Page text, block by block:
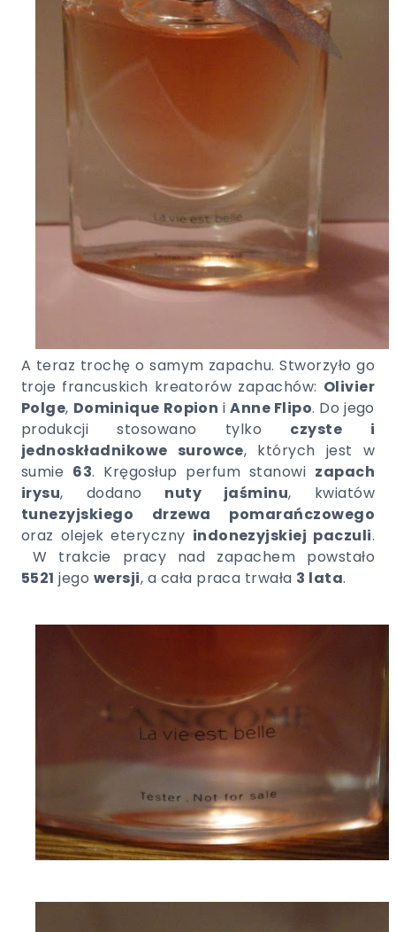
A teraz trochę o samym zapachu. Stworzyło go
troje francuskich kreatorów zapachów: Olivier
Polge, Dominique Ropion iAnne Flipo. Do jego
produkcji stosowano tylko czyste i
jednoskładnikowe surowce, których jest w
sumie 63. Kręgosłup perfum stanowi zapach
irysu, dodano nuty jaśminu, kwiatów
tunezyjskiego drzewa pomarańczowego
oraz olejek eteryczny indonezyjskiej paczuli.
W trakcie pracy nad zapachem powstało
5521 jego wersji, a cała praca trwała 3 lata.